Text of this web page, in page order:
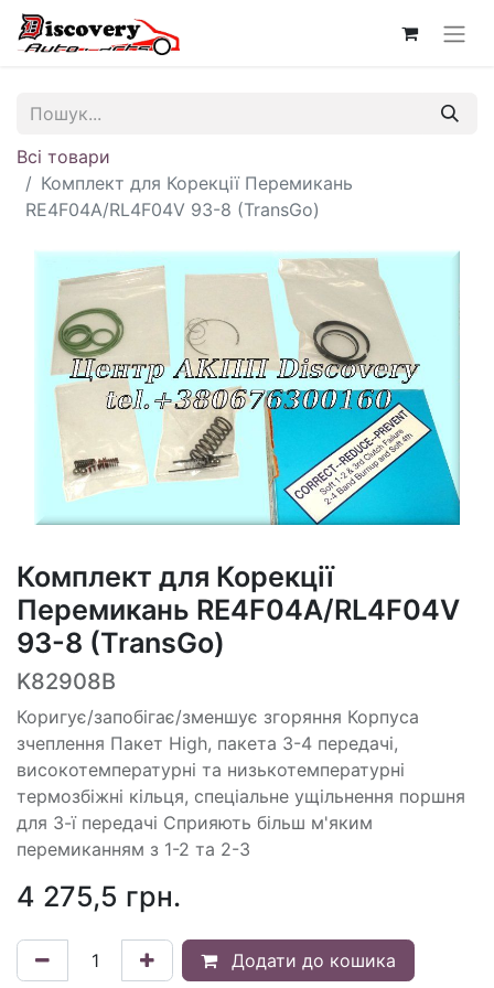
Всі товари
Комплект для Корекції Перемикань
RE4F04A/RL4F04V 93-8 (TransGo)
Комплект для Корекції
Перемикань RE4F04A/RL4F04V
93-8 (TransGo)
K82908B
Коригує/запобігає/зменшує згоряння Корпуса
зчеплення Пакет High, пакета 3-4 передачі,
високотемпературні та низькотемпературні
термозбіжні кільця, спеціальне ущільнення поршня
для 3-ї передачі Сприяють більш м'яким
перемиканням з 1-2 та 2-3
4 275,5 грн.
Додати до кошика